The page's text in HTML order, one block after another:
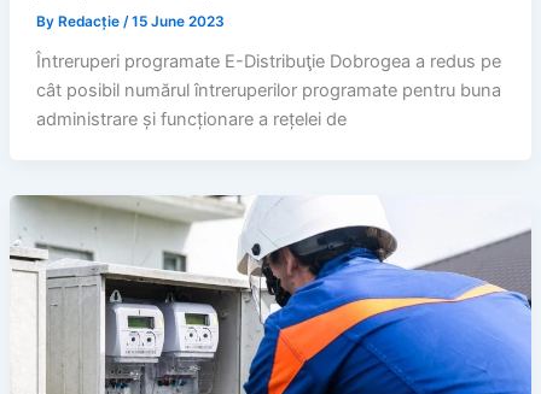
By Redacție /15 June 2023
Întreruperi programate E-Distribuţie Dobrogea a redus pe
cât posibil numărul întreruperilor programate pentru buna
administrare și funcționare a rețelei de